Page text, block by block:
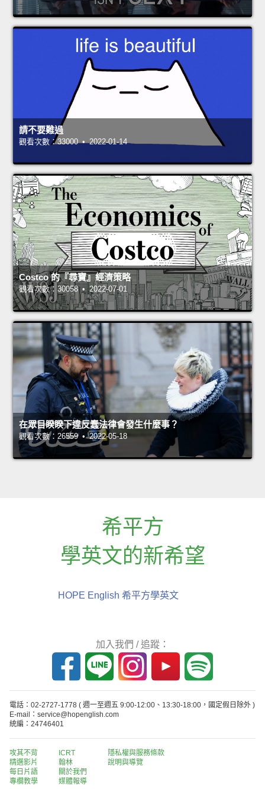
請不要難過
觀看次數：33000 • 2022-01-14
Costco 的『尋寶』經濟策略
觀看次數：30058 • 2022-07-01
在眾目睽睽下違反蠢法律會發生什麼事？
觀看次數：26559 • 2022-05-18
希平方
學英文的新希望
HOPE English 希平方學英文
加入我們 / 追蹤：
電話：02-2727-1778 ( 週一至週五 9:00-12:00、13:30-18:00，國定假日除外 )
E-mail：service@hopenglish.com
統編：24746401
攻其不背
精選影片
每日片語
專欄教學
ICRT
翰林
關於我們
媒體報導
隱私權與服務條款
說明與導覽